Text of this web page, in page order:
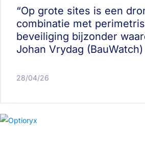
“Op grote sites is een
combinatie met
beveiliging bijzonder
Johan Vrydag (BauWatch)
28/04/26